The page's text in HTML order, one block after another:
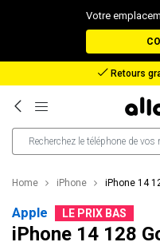
Votre
Home iPhone iPhone 14
Apple LE PRIX BAS
iPhone 14 128